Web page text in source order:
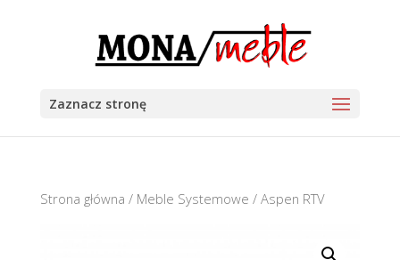
Zaznacz stronę
Strona główna / Meble Systemowe / Aspen RTV